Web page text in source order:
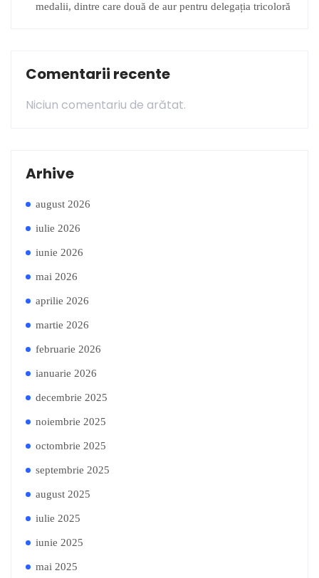
medalii, dintre care două de aur pentru delegația tricoloră
Comentarii recente
Niciun comentariu de arătat.
Arhive
august 2026
iulie 2026
iunie 2026
mai 2026
aprilie 2026
martie 2026
februarie 2026
ianuarie 2026
decembrie 2025
noiembrie 2025
octombrie 2025
septembrie 2025
august 2025
iulie 2025
iunie 2025
mai 2025